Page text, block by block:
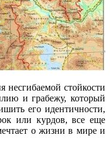
несгибаемой стойкости
и грабежу, который
его идентичности,
или курдов, все еще
о жизни в мире и